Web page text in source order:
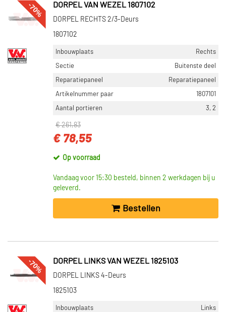
-70% DORPEL VAN WEZEL 1807102
DORPEL RECHTS 2/3-Deurs
1807102
Inbouwplaats
Rechts
Sectie
Buitenste deel
Reparatiepaneel
Reparatiepaneel
Artikelnummer paar
1807101
Aantal portieren
3, 2
€ 261,83
€ 78,55
Op voorraad
Vandaag voor 15:30 besteld, binnen 2 werkdagen bij u
geleverd.
Bestellen
-70% DORPEL LINKS VAN WEZEL 1825103
DORPEL LINKS 4-Deurs
1825103
Inbouwplaats
Links